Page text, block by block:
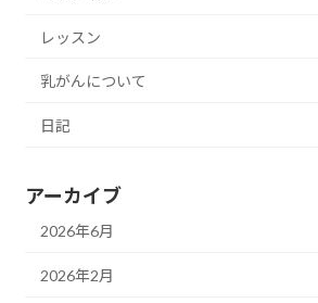
レッスン
乳がんについて
日記
アーカイブ
2026年6月
2026年2月